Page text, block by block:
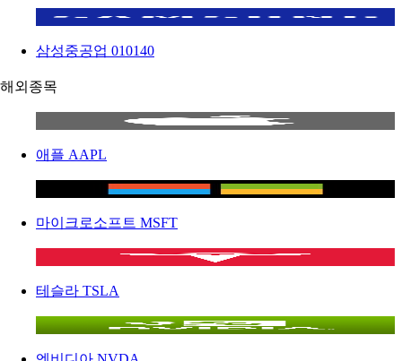
삼성중공업 010140
해외종목
애플 AAPL
마이크로소프트 MSFT
테슬라 TSLA